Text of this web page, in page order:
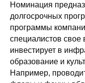
Номинация
долгосрочных
программы
специалистов свое
инвестирует в
образование и
Например,